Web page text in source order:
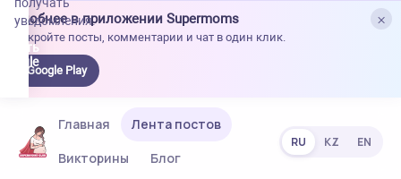
×
Удобнее в приложении Supermoms
Откройте посты, комментарии и чат в один клик.
Google Play
уведомления.
Главная
Лента постов
Викторины
Блог
RU KZ EN